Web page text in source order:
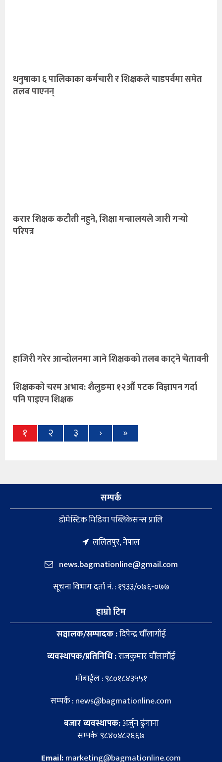
धनुषाका ६ पालिकाका कर्मचारी र शिक्षकले चाडपर्वमा समेत
तलब पाएनन्
करार शिक्षक कटौती नहुने, शिक्षा मन्त्रालयले जारी गर्‍यो
परिपत्र
हाजिरी गरेर आन्दोलनमा जाने शिक्षकको तलब काट्ने चेतावनी
शिक्षकको चरम अभाव: शैलुङमा १२औं पटक विज्ञापन गर्दा
पनि पाइएन शिक्षक
१ २ ३ › »
सम्पर्क
डाेमेस्टिक मिडिया पब्लिकेसन्स प्रालि
ललितपुर, नेपाल
news.bagmationline@gmail.com
सूचना विभाग दर्ता नं. : १९३३/०७६-०७७
हाम्रो टिम
सञ्चालक/सम्पादक :दिपेन्द्र चौँलागाँई
व्यवस्थापक/प्रतिनिधि :राजकुमार चौँलागाँई
मोबाईल : ९८०१८४३५५१
सम्पर्क : news@bagmationline.com
बजार व्यवस्थापक:अर्जुन ढुंगाना
सम्पर्कः ९८४०४८२६६७
Email:marketing@bagmationline.com